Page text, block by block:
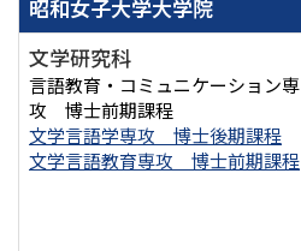
昭和女子大学大学院
文学研究科
言語教育・コミュニケーション専
攻 博士前期課程
文学言語学専攻 博士後期課程
文学言語教育専攻 博士前期課程